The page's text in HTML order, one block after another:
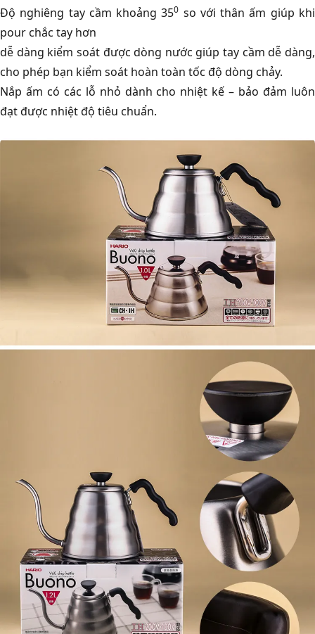
Độ nghiêng tay cầm khoảng 350 so với thân ấm giúp khi
pour chắc tay hơn
dễ dàng kiểm soát được dòng nước giúp tay cầm dễ dàng,
cho phép bạn kiểm soát hoàn toàn tốc độ dòng chảy.
Nắp ấm có các lỗ nhỏ dành cho nhiệt kế – bảo đảm luôn
đạt được nhiệt độ tiêu chuẩn.